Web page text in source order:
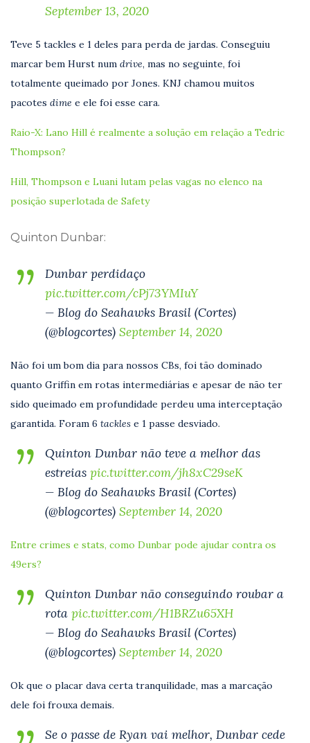
September 13, 2020
Teve 5 tackles e 1 deles para perda de jardas. Conseguiu
marcar bem Hurst num drive, mas no seguinte, foi
totalmente queimado por Jones. KNJ chamou muitos
pacotes dime e ele foi esse cara.
Raio-X: Lano Hill é realmente a solução em relação a Tedric
Thompson?
Hill, Thompson e Luani lutam pelas vagas no elenco na
posição superlotada de Safety
Quinton Dunbar:
Dunbar perdidaço
pic.twitter.com/cPj73YMIuY
— Blog do Seahawks Brasil (Cortes)
(@blogcortes) September 14, 2020
Não foi um bom dia para nossos CBs, foi tão dominado
quanto Griffin em rotas intermediárias e apesar de não ter
sido queimado em profundidade perdeu uma interceptação
garantida. Foram 6 tackles e 1 passe desviado.
Quinton Dunbar não teve a melhor das
estreias pic.twitter.com/jh8xC29seK
— Blog do Seahawks Brasil (Cortes)
(@blogcortes) September 14, 2020
Entre crimes e stats, como Dunbar pode ajudar contra os
49ers?
Quinton Dunbar não conseguindo roubar a
rota pic.twitter.com/H1BRZu65XH
— Blog do Seahawks Brasil (Cortes)
(@blogcortes) September 14, 2020
Ok que o placar dava certa tranquilidade, mas a marcação
dele foi frouxa demais.
Se o passe de Ryan vai melhor, Dunbar cede